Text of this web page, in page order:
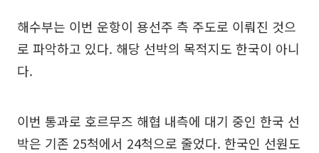
해수부는 이번 운항이 용선주 측 주도로 이뤄진 것으
로 파악하고 있다. 해당 선박의 목적지도 한국이 아니
다.
이번 통과로 호르무즈 해협 내측에 대기 중인 한국 선
박은 기존 25척에서 24척으로 줄었다. 한국인 선원도